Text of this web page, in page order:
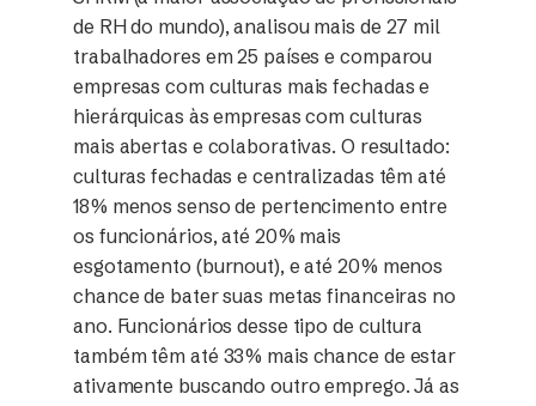
de RH do mundo), analisou mais de 27 mil
trabalhadores em 25 países e comparou
empresas com culturas mais fechadas e
hierárquicas às empresas com culturas
mais abertas e colaborativas. O resultado:
culturas fechadas e centralizadas têm até
18% menos senso de pertencimento entre
os funcionários, até 20% mais
esgotamento (burnout), e até 20% menos
chance de bater suas metas financeiras no
ano. Funcionários desse tipo de cultura
também têm até 33% mais chance de estar
ativamente buscando outro emprego. Já as